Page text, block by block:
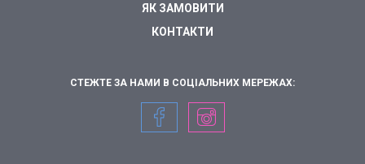
ЯК ЗАМОВИТИ
КОНТАКТИ
СТЕЖТЕ ЗА НАМИ В СОЦІАЛЬНИХ МЕРЕЖАХ: